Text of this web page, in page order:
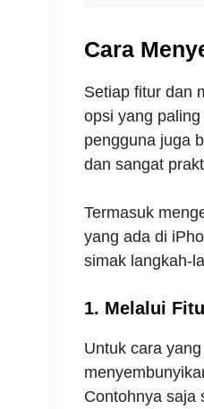
Cara
Setiap fitur dan
opsi yang
pengguna juga
dan sangat
Termasuk
yang ada di
simak langkah-
1. Melalui
Untuk cara
Contohnya saja